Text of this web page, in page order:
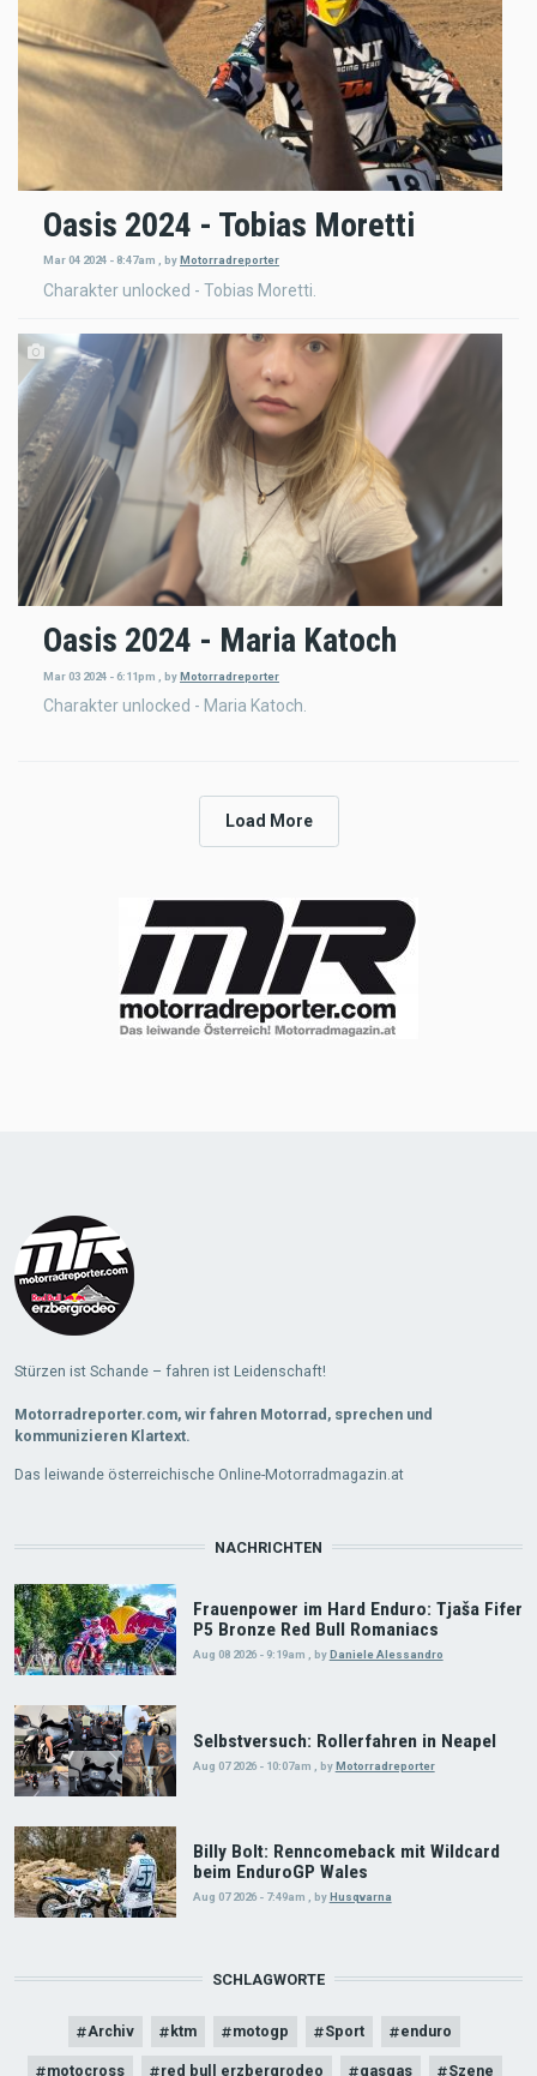
Oasis 2024 - Tobias Moretti
Mar 04 2024 - 8:47am , by Motorradreporter
Charakter unlocked - Tobias Moretti.
Oasis 2024 - Maria Katoch
Mar 03 2024 - 6:11pm byMotorradreporter
Charakter unlocked - Maria Katoch.
Load More
Stürzen ist Schande – fahren ist Leidenschaft!
Motorradreporter.com, wir fahren Motorrad, sprechen und
kommunizieren Klartext.
Das leiwande österreichische Online-Motorradmagazin.at
NACHRICHTEN
Frauenpower im Hard Enduro: Tjaša Fifer
P5 Bronze Red Bull Romaniacs
Aug 08 2026 - 9:19am , by Daniele Alessandro
Selbstversuch: Rollerfahren in Neapel
Aug 07 2026 - 10:07am byMotorradreporter
Billy Bolt: Renncomeback mit Wildcard
beim EnduroGP Wales
Aug 07 2026 - 7:49am byHusqvarna
SCHLAGWORTE
Archiv ktm motogp Sport enduro
motocross red bull erzbergrodeo gasgas Szene